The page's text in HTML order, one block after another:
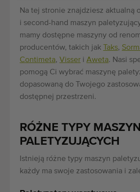
Na tej stronie znajdziesz aktualną
i second-hand maszyn
mamy dostępne maszyny od
producentów, takich jak Taks,
Contimeta, Visser i Aweta. Nasi
pomogą Ci wybrać maszynę
dopasowaną do Twojego
dostępnej przestrzeni.
RÓŻNE TYPY MASZYN
PALETYZUJĄCYCH
Istnieją różne typy maszyn
każdy ma swoje zastosowania i